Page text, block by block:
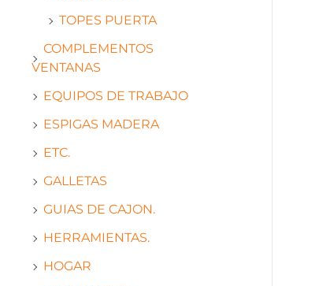
TOPES PUERTA
COMPLEMENTOS
VENTANAS
EQUIPOS DE TRABAJO
ESPIGAS MADERA
ETC.
GALLETAS
GUIAS DE CAJON.
HERRAMIENTAS.
HOGAR